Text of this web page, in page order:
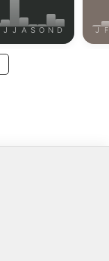
J J A S O N D J F